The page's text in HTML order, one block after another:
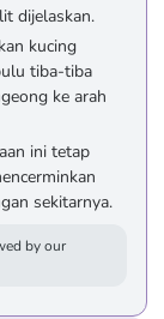
dijelaskan.
kucing
tiba-tiba
ke arah
ini tetap
sekitarnya.
by our